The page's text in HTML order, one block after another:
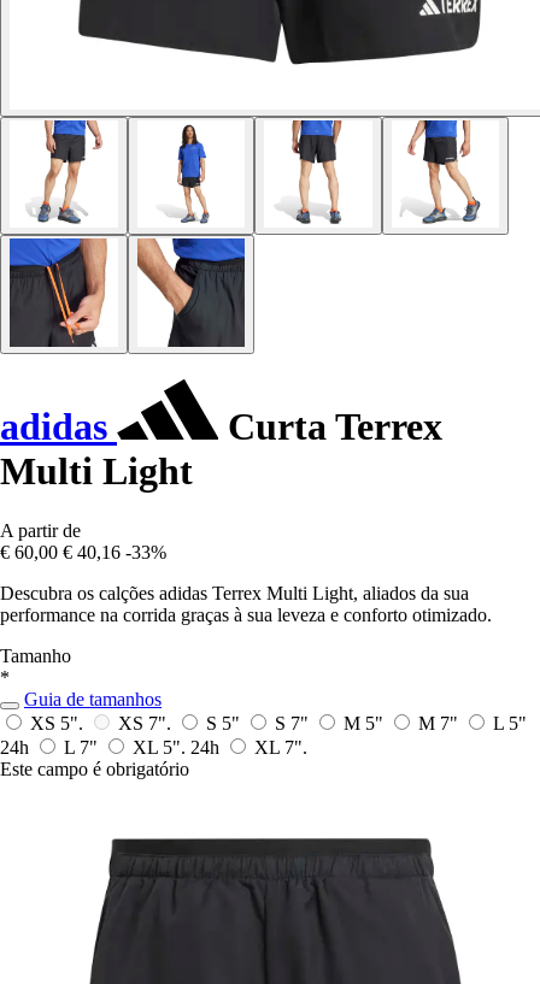
adidas
Curta Terrex
Multi Light
A partir de
€ 60,00 € 40,16 -33%
Descubra os calções adidas Terrex Multi Light, aliados da sua
performance na corrida graças à sua leveza e conforto otimizado.
Tamanho
*
Guia de tamanhos
XS 5".
XS 7". S 5" S 7" M 5" M 7"
L 5"
24h
L 7" XL 5". 24h
XL 7".
Este campo é obrigatório